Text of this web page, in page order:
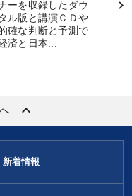
ーを収録したダウ
ル版と講演ＣＤや
確な判断と予測で
済と日本...
keyboard_arrow_up
新着情報